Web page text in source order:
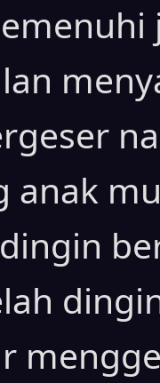
anak